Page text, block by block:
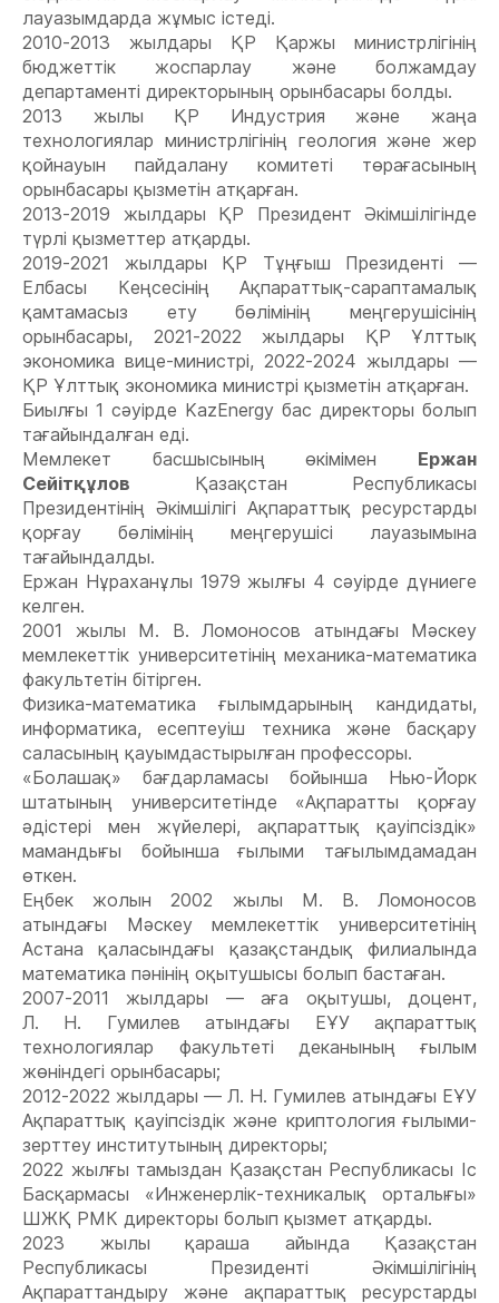
лауазымдарда жұмыс істеді.
2010-2013 жылдары ҚР Қаржы министрлігінің
бюджеттік жоспарлау және болжамдау
департаменті директорының орынбасары болды.
2013 жылы ҚР Индустрия және жаңа
технологиялар министрлігінің геология және жер
қойнауын пайдалану комитеті төрағасының
орынбасары қызметін атқарған.
2013-2019 жылдары ҚР Президент Әкімшілігінде
түрлі қызметтер атқарды.
2019-2021 жылдары ҚР Тұңғыш Президенті —
Елбасы Кеңсесінің Ақпараттық-сараптамалық
қамтамасыз ету бөлімінің меңгерушісінің
орынбасары, 2021-2022 жылдары ҚР Ұлттық
экономика вице-министрі, 2022-2024 жылдары —
ҚР Ұлттық экономика министрі қызметін атқарған.
Биылғы 1 сәуірде KazEnergy бас директоры болып
тағайындалған еді.
Мемлекет басшысының өкімімен Ержан
Сейітқұлов Қазақстан Республикасы
Президентінің Әкімшілігі Ақпараттық ресурстарды
қорғау бөлімінің меңгерушісі лауазымына
тағайындалды.
Ержан Нұраханұлы 1979 жылғы 4 сәуірде дүниеге
келген.
2001 жылы М. В. Ломоносов атындағы Мәскеу
мемлекеттік университетінің механика-математика
факультетін бітірген.
Физика-математика ғылымдарының кандидаты,
информатика, есептеуіш техника және басқару
саласының қауымдастырылған профессоры.
«Болашақ» бағдарламасы бойынша Нью-Йорк
штатының университетінде «Ақпаратты қорғау
әдістері мен жүйелері, ақпараттық қауіпсіздік»
мамандығы бойынша ғылыми тағылымдамадан
өткен.
Еңбек жолын 2002 жылы М. В. Ломоносов
атындағы Мәскеу мемлекеттік университетінің
Астана қаласындағы қазақстандық филиалында
математика пәнінің оқытушысы болып бастаған.
2007-2011 жылдары — аға оқытушы, доцент,
Л. Н. Гумилев атындағы ЕҰУ ақпараттық
технологиялар факультеті деканының ғылым
жөніндегі орынбасары;
2012-2022 жылдары — Л. Н. Гумилев атындағы ЕҰУ
Ақпараттық қауіпсіздік және криптология ғылыми-
зерттеу институтының директоры;
2022 жылғы тамыздан Қазақстан Республикасы Іс
Басқармасы «Инженерлік-техникалық орталығы»
ШЖҚ РМК директоры болып қызмет атқарды.
2023 жылы қараша айында Қазақстан
Республикасы Президенті Әкімшілігінің
Ақпараттандыру және ақпараттық ресурстарды